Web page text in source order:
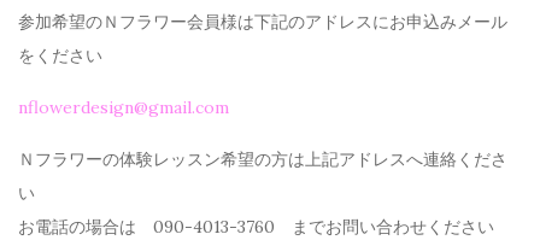
参加希望のＮフラワー会員様は下記のアドレスにお申込みメール
を ください
nflowerdesign@gmail.com
Ｎフラワーの体験レッスン希望の方は上記アドレスへ連絡くださ
い
お電話の場合は 090-4013-3760 までお問い合わせください